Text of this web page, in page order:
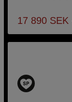
17 890 SEK